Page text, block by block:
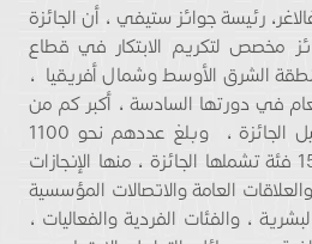
رئيسة جوائز ستيفي ، أن الجائزة
مخصص لتكريم الابتكار في قطاع
الشرق الأوسط وشمال أفريقيا ،
في دورتها السادسة ، أكبر كم من
المرشحين الذين تقدموا لنيل الجائزة ، وبلغ عددهم نحو 1100
مرشح تقدموا لأكثر من 150 فئة تشملها الجائزة ، منها الإنجازات
العامة والاتصالات المؤسسية
، والفئات الفردية والفعاليات ،